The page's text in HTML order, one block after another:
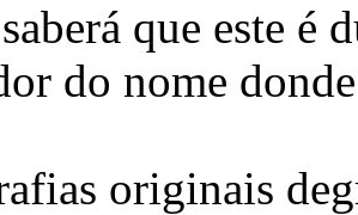
que este é
do nome
originais